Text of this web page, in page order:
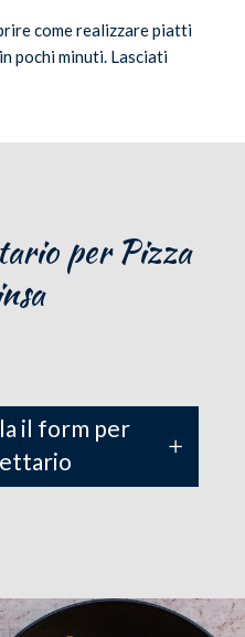
come realizzare piatti
pochi minuti. Lasciati
per Pizza
il form per